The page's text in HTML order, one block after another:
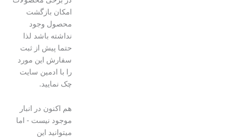
امکان بازگشت
محصول وجود
نداشته باشد لذا
حتما پیش از ثبت
سفارش این مورد
را با ادمین سایت
چک نمایید.
هم اکنون در انبار
موجود نیست - اما
میتوانید این
شمع